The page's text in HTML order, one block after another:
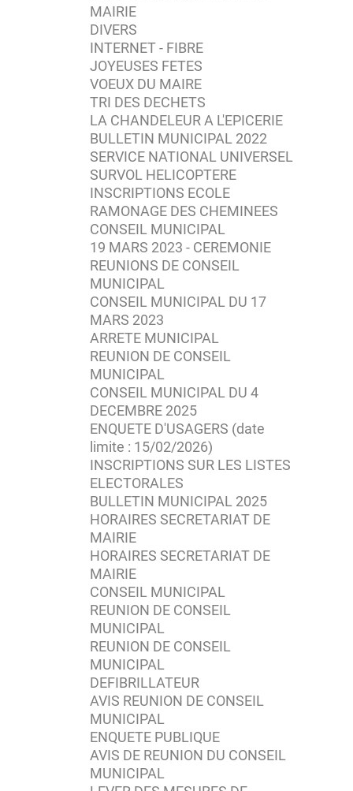
MAIRIE
DIVERS
INTERNET - FIBRE
JOYEUSES FETES
VOEUX DU MAIRE
TRI DES DECHETS
LA CHANDELEUR A L'EPICERIE
BULLETIN MUNICIPAL 2022
SERVICE NATIONAL UNIVERSEL
SURVOL HELICOPTERE
INSCRIPTIONS ECOLE
RAMONAGE DES CHEMINEES
CONSEIL MUNICIPAL
19 MARS 2023 - CEREMONIE
REUNIONS DE CONSEIL
MUNICIPAL
CONSEIL MUNICIPAL DU 17
MARS 2023
ARRETE MUNICIPAL
REUNION DE CONSEIL
MUNICIPAL
CONSEIL MUNICIPAL DU 4
DECEMBRE 2025
ENQUETE D'USAGERS (date
limite : 15/02/2026)
INSCRIPTIONS SUR LES LISTES
ELECTORALES
BULLETIN MUNICIPAL 2025
HORAIRES SECRETARIAT DE
MAIRIE
HORAIRES SECRETARIAT DE
MAIRIE
CONSEIL MUNICIPAL
REUNION DE CONSEIL
MUNICIPAL
REUNION DE CONSEIL
MUNICIPAL
DEFIBRILLATEUR
AVIS REUNION DE CONSEIL
MUNICIPAL
ENQUETE PUBLIQUE
AVIS DE REUNION DU CONSEIL
MUNICIPAL